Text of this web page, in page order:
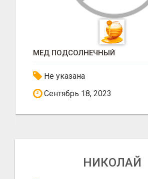
МЕД ПОДСОЛНЕЧНЫЙ
Не указана
Сентябрь 18, 2023
НИКОЛАЙ